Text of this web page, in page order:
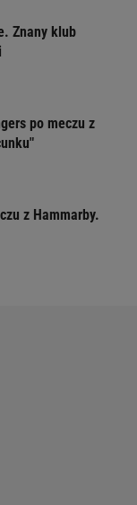
Znany klub
po meczu z
z Hammarby.